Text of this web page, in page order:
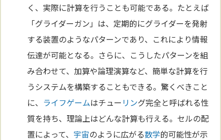
く、実際に計算を行うことも可能である。たとえば
「グライダーガン」は、定期的にグライダーを発射
する装置のようなパターンであり、これにより情報
伝達が可能となる。さらに、こうしたパターンを組
み合わせて、加算や論理演算など、簡単な計算を行
うシステムを構築することもできる。驚くべきこと
に、 ライフゲームはチュー リング完全と呼ばれる性
質を持ち、理論上はどんな計算も行える。セルの配
置によって、 宇宙のように広がる数学的可能性が示